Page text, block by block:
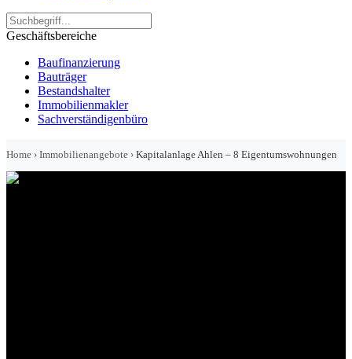
Geschäftsbereiche
Baufinanzierung
Bauträger
Bestandshalter
Immobilienmakler
Sachverständigenbüro
Home › Immobilienangebote › Kapitalanlage Ahlen – 8 Eigentumswohnungen